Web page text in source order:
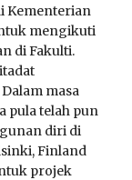
Kementerian
mengikuti
di Fakulti.
masa
pula telah pun
diri di
Finland
projek